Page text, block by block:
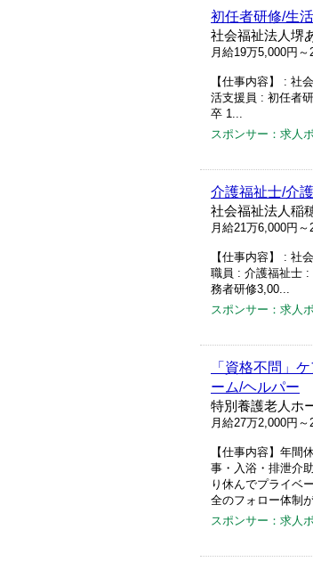
初任者研修/生
社会福祉法人堺
月給19万5,000円～
【仕事内容】 : 社
活支援員 : 初任者
卒 1...
スポンサー：求人
介護福祉士/介
社会福祉法人稲
月給21万6,000円～
【仕事内容】 : 社
職員 : 介護福祉士 :
務者研修3,00...
スポンサー：求人
「資格不問」
ーム/ヘルパー
特別養護老人ホ
月給27万2,000円～
【仕事内容】年
事・入浴・排泄介
り休んでプライベ
全のフォロー体制
スポンサー：求人